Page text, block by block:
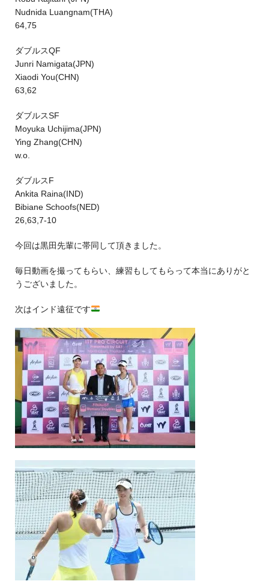
Nudnida Luangnam(THA)
64,75
ダブルスQF
Junri Namigata(JPN)
Xiaodi You(CHN)
63,62
ダブルスSF
Moyuka Uchijima(JPN)
Ying Zhang(CHN)
w.o.
ダブルスF
Ankita Raina(IND)
Bibiane Schoofs(NED)
26,63,7-10
今回は黒田先輩に帯同して頂きました。
毎日動画を撮ってもらい、練習もしてもらって本当にありがと
うございました。
次はインド遠征です